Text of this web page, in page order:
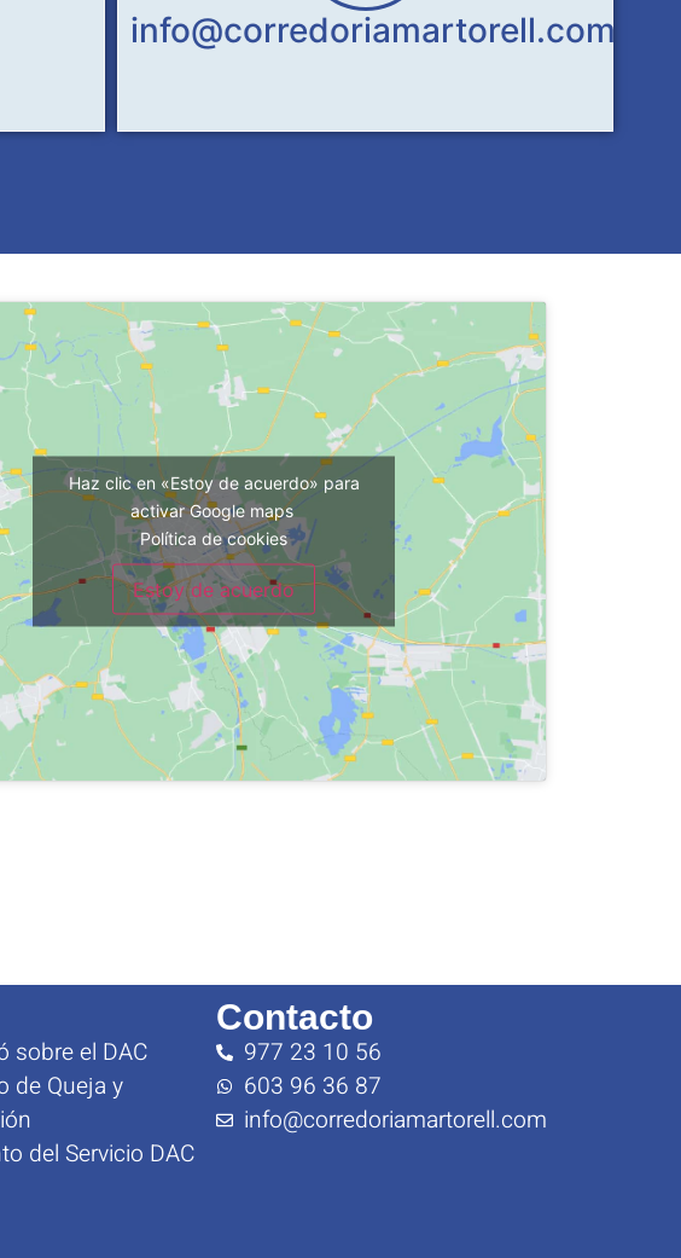
info@corredoriamartorell.com
Haz clic en «Estoy de acuerdo» para
activar Google maps
Política de cookies
Estoy de acuerdo
sobre el DAC
de Queja y
del Servicio DAC
Contacto
977 23 10 56
603 96 36 87
info@corredoriamartorell.com